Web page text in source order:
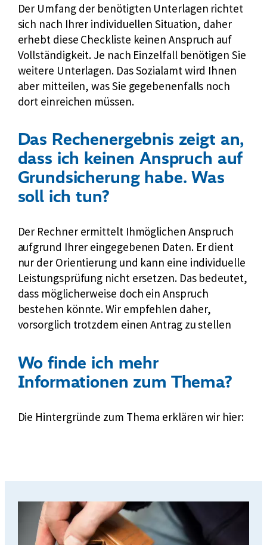
Der Umfang der benötigten Unterlagen richtet
sich nach Ihrer individuellen Situation, daher
erhebt diese Checkliste keinen Anspruch auf
Vollständigkeit. Je nach Einzelfall benötigen Sie
weitere Unterlagen. Das Sozialamt wird Ihnen
aber mitteilen, was Sie gegebenenfalls noch
dort einreichen müssen.
Das Rechenergebnis zeigt an,
dass ich keinen Anspruch auf
Grundsicherung habe. Was
soll ich tun?
Der Rechner ermittelt Ihmöglichen Anspruch
aufgrund Ihrer eingegebenen Daten. Er dient
nur der Orientierung und kann eine individuelle
Leistungsprüfung nicht ersetzen. Das bedeutet,
dass möglicherweise doch ein Anspruch
bestehen könnte. Wir empfehlen daher,
vorsorglich trotzdem einen Antrag zu stellen
Wo finde ich mehr
Informationen zum Thema?
Die Hintergründe zum Thema erklären wir hier: